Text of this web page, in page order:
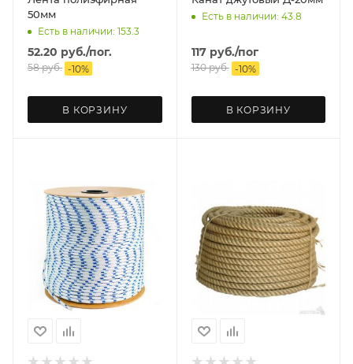
50мм
Есть в наличии: 153.3
52.20 руб./пог.
58руб. -10%
В КОРЗИНУ
Есть в наличии: 43.8
117руб./пог
130руб. -10%
В КОРЗИНУ